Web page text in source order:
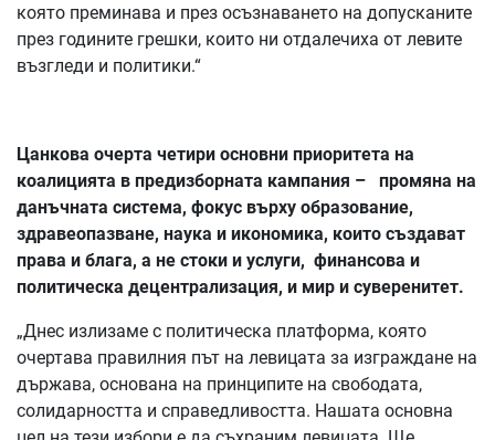
която преминава и през осъзнаването на допусканите
през годините грешки, които ни отдалечиха от левите
възгледи и политики.“
Цанкова очерта четири основни приоритета на
коалицията в предизборната кампания – промяна на
данъчната система, фокус върху образование,
здравеопазване, наука и икономика, които създават
права и блага, а не стоки и услуги, финансова и
политическа децентрализация, и мир и суверенитет.
„Днес излизаме с политическа платформа, която
очертава правилния път на левицата за изграждане на
държава, основана на принципите на свободата,
солидарността и справедливостта. Нашата основна